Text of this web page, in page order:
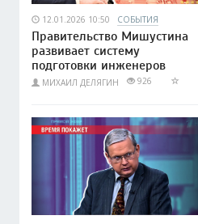
12.01.2026 10:50 СОБЫТИЯ
Правительство Мишустина
развивает систему
подготовки инженеров
МИХАИЛ ДЕЛЯГИН 926